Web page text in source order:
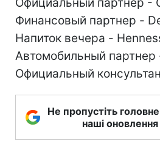
Финансовый партнер -
Напиток вечера -
Автомобильный
Официальный
Не пропустіть
наші